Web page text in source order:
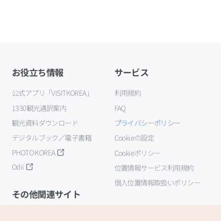
お役立ち情報
公式アプリ「VISITKOREA」
1330観光通訳案内
観光資料ダウンロード
デジタルブック／電子書籍
PHOTO KOREA
Odii
サービス
利用規約
FAQ
プライバシーポリシー
Cookieの設定
Cookieポリシー
位置情報サービス利用規約
個人位置情報取扱いポリシー
その他関連サイト